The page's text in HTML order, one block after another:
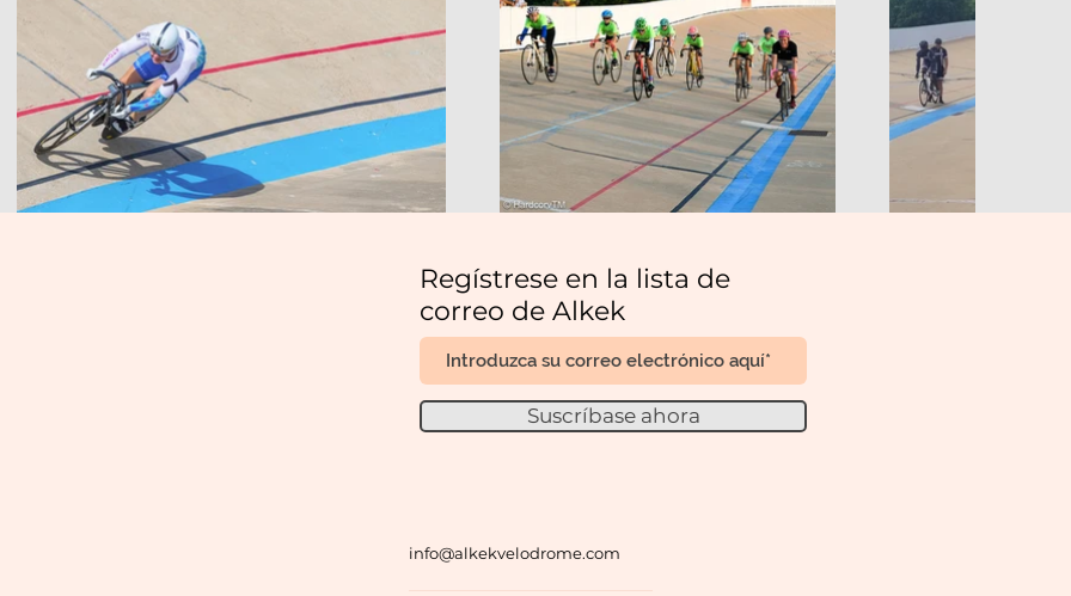
Regístrese en la lista de
correo de Alkek
Suscríbase ahora
info@alkekvelodrome.com